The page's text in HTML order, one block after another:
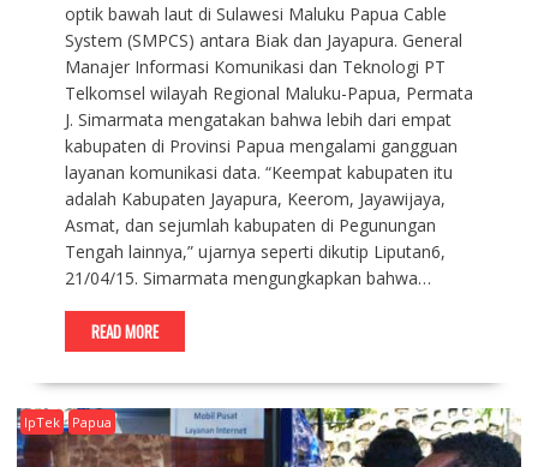
optik bawah laut di Sulawesi Maluku Papua Cable
System (SMPCS) antara Biak dan Jayapura. General
Manajer Informasi Komunikasi dan Teknologi PT
Telkomsel wilayah Regional Maluku-Papua, Permata
J. Simarmata mengatakan bahwa lebih dari empat
kabupaten di Provinsi Papua mengalami gangguan
layanan komunikasi data. “Keempat kabupaten itu
adalah Kabupaten Jayapura, Keerom, Jayawijaya,
Asmat, dan sejumlah kabupaten di Pegunungan
Tengah lainnya,” ujarnya seperti dikutip Liputan6,
21/04/15. Simarmata mengungkapkan bahwa…
READ MORE
IpTek Papua